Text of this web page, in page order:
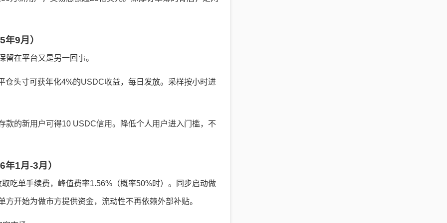
9月）
在平台又是另一回事。
头寸可获年化4%的USDC收益，每日发放。采样按小时进
款的新用户可得10 USDC信用。降低个人用户进入门槛，不
1月-3月）
吃单手续费，峰值费率1.56%（概率50%时）。同步启动做
开始为做市方提供资金，流动性不再依赖外部补贴。